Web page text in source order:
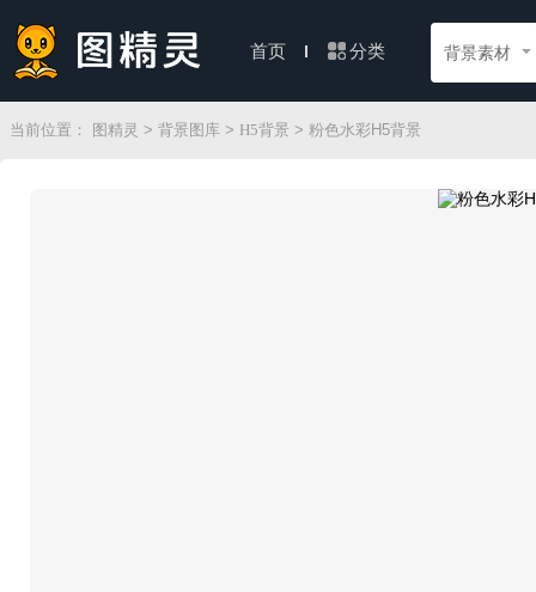
首页 分类 背景素材
当前位置： 图精灵 > 背景图库 > H5背景 > 粉色水彩H5背景